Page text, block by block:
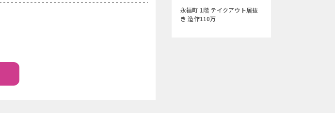
永福町 1階 テイクアウト居抜
き 造作110万